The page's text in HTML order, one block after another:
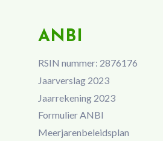
ANBI
RSIN nummer: 2876176
Jaarverslag 2023
Jaarrekening 2023
Formulier ANBI
Meerjarenbeleidsplan